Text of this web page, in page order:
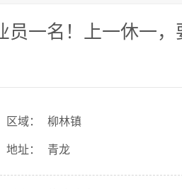
一名！上一休一，
区域： 柳林镇
地址： 青龙